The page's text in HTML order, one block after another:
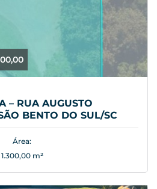
– RUA AUGUSTO
BENTO DO SUL/SC
Área:
1.300,00 m²